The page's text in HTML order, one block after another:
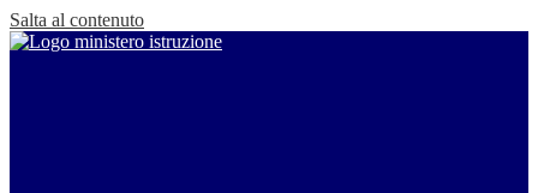
Salta al contenuto